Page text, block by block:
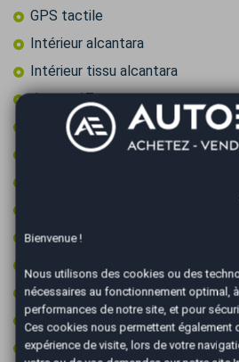
GPS tactile
Intérieur alcantara
Intérieur tissu alcantara
Jantes 17 pouces
Limiteur de vitesse
Ordinateur de bord
Prise audio USB
Radar arrière de détection
Régulateur de vitesse
Start & Stop
Vitres surteintées
Bienvenue !
Nous utilisons des cookies ou des
nécessaires au fonctionnement optimal,
performances de notre site, et pour
Ces cookies nous permettent également
expérience de visite, lors de votre